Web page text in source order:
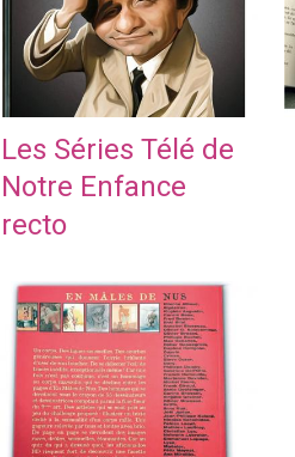
Les Séries Télé de
Notre Enfance
recto